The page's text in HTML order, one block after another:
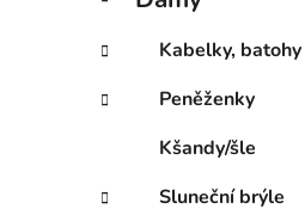
p
a
e
e
o
i
Kabelky,
Peněženky
Kšandy/šle
Sluneční brýle